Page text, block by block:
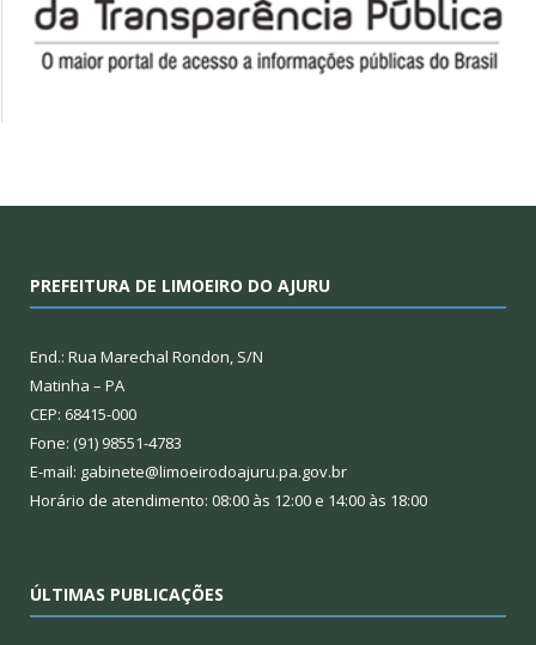
PREFEITURA DE LIMOEIRO DO AJURU
End.: Rua Marechal Rondon, S/N
Matinha – PA
CEP: 68415-000
Fone: (91) 98551-4783
E-mail: gabinete@limoeirodoajuru.pa.gov.br
Horário de atendimento: 08:00 às 12:00 e 14:00 às 18:00
ÚLTIMAS PUBLICAÇÕES